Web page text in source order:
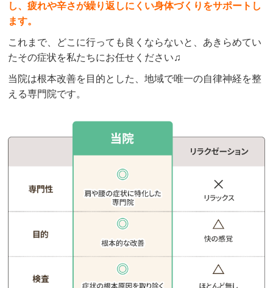
し、疲れや辛さが繰り返しにくい身体づくりをサポートし
ます。
これまで、どこに行っても良くならないと、あきらめてい
たその症状を私たちにお任せください♫
当院は根本改善を目的とした、地域で唯一の自律神経を整
える専門院です。